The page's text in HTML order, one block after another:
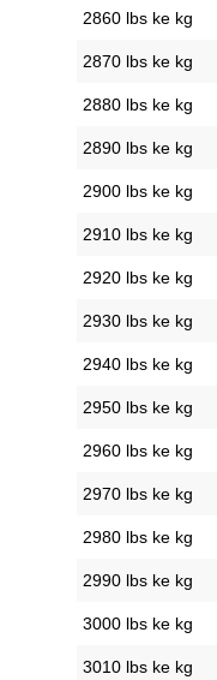
2860 lbs ke kg
2870 lbs ke kg
2880 lbs ke kg
2890 lbs ke kg
2900 lbs ke kg
2910 lbs ke kg
2920 lbs ke kg
2930 lbs ke kg
2940 lbs ke kg
2950 lbs ke kg
2960 lbs ke kg
2970 lbs ke kg
2980 lbs ke kg
2990 lbs ke kg
3000 lbs ke kg
3010 lbs ke kg